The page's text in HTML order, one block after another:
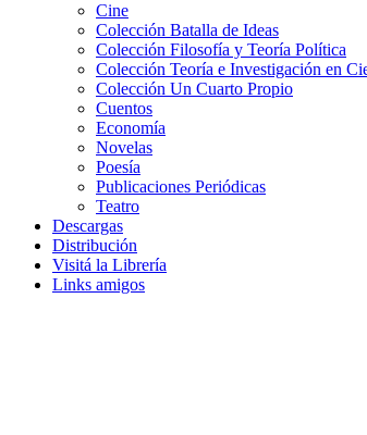
Cine
Colección Batalla de Ideas
Colección Filosofía y Teoría Política
Colección Teoría e Investigación en
Colección Un Cuarto Propio
Cuentos
Economía
Novelas
Poesía
Publicaciones Periódicas
Teatro
Descargas
Distribución
Visitá la Librería
Links amigos